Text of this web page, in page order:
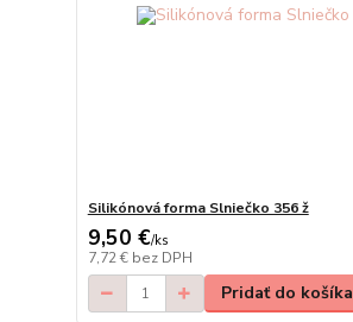
Silikónová forma Slniečko 356 ž
9,50 €/ks
7,72 € bez DPH
Pridať do košíka